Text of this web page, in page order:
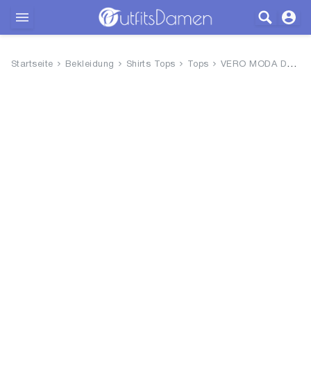
Startseite Bekleidung Shirts Tops Tops VERO MODA Damen Vmbumpy Sl WVN...